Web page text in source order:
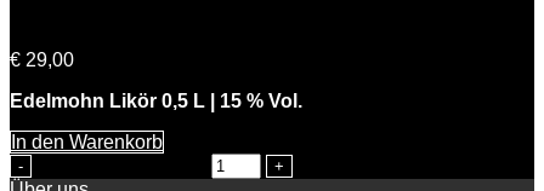
€ 29,00
Edelmohn Likör 0,5 L | 15 % Vol.
In den Warenkorb